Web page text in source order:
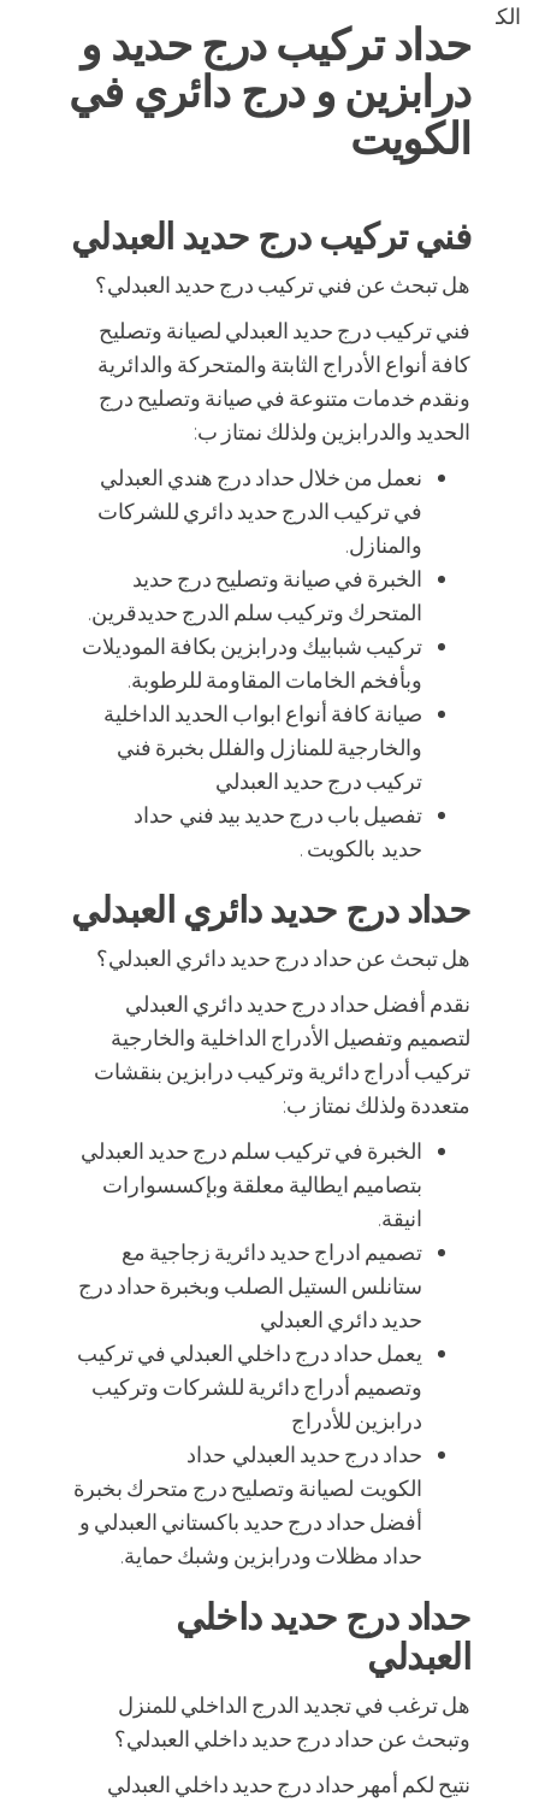
الكويتحداد تركيب درج حديد و
درابزين و درج دائري في
الكويت
فني تركيب درج حديد العبدلي
هل تبحث عن فني تركيب درج حديد العبدلي؟
فني تركيب درج حديد العبدلي لصيانة وتصليح
كافة أنواع الأدراج الثابتة والمتحركة والدائرية
ونقدم خدمات متنوعة في صيانة وتصليح درج
الحديد والدرابزين ولذلك نمتاز ب:
نعمل من خلال حداد درج هندي العبدلي
في تركيب الدرج حديد دائري للشركات
والمنازل.
الخبرة في صيانة وتصليح درج حديد
المتحرك وتركيب سلم الدرج حديدقرين.
تركيب شبابيك ودرابزين بكافة الموديلات
وبأفخم الخامات المقاومة للرطوبة.
صيانة كافة أنواع ابواب الحديد الداخلية
والخارجية للمنازل والفلل بخبرة فني
تركيب درج حديد العبدلي
تفصيل باب درج حديد بيد فني حداد
حديد بالكويت .
حداد درج حديد دائري العبدلي
هل تبحث عن حداد درج حديد دائري العبدلي؟
نقدم أفضل حداد درج حديد دائري العبدلي
لتصميم وتفصيل الأدراج الداخلية والخارجية
تركيب أدراج دائرية وتركيب درابزين بنقشات
متعددة ولذلك نمتاز ب:
الخبرة في تركيب سلم درج حديد العبدلي
بتصاميم ايطالية معلقة وبإكسسوارات
انيقة.
تصميم ادراج حديد دائرية زجاجية مع
ستانلس الستيل الصلب وبخبرة حداد درج
حديد دائري العبدلي
يعمل حداد درج داخلي العبدلي في تركيب
وتصميم أدراج دائرية للشركات وتركيب
درابزين للأدراج
حداد درج حديد العبدلي حداد
الكويت لصيانة وتصليح درج متحرك بخبرة
أفضل حداد درج حديد باكستاني العبدلي و
حداد مظلات ودرابزين وشبك حماية.
حداد درج حديد داخلي
العبدلي
هل ترغب في تجديد الدرج الداخلي للمنزل
وتبحث عن حداد درج حديد داخلي العبدلي؟
نتيح لكم أمهر حداد درج حديد داخلي العبدلي